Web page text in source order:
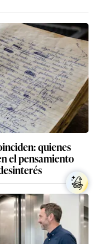
quienes
el pensamiento